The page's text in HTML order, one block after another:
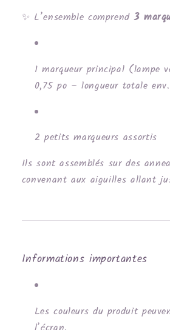
✨ L’ensemble comprend3
1 marqueur principal (lampe
0,75 po – longueur totale
2 petits marqueurs assortis
Ils sont assemblés sur des
convenant aux aiguilles allant
Informations importantes
Les couleurs du produit